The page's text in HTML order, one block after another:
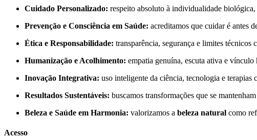
Cuidado Personalizado: respeito absoluto à individualidade
Prevenção e Consciência em Saúde: acreditamos que cuidar é antes
Ética e Responsabilidade: transparência, segurança e limites técnicos
Humanização e Acolhimento: empatia genuína, escuta ativa e vínculo
Inovação Integrativa: uso inteligente da ciência, tecnologia e terapias
Resultados Sustentáveis: buscamos transformações que se
Beleza e Saúde em Harmonia: valorizamos a beleza natural como
Acesso